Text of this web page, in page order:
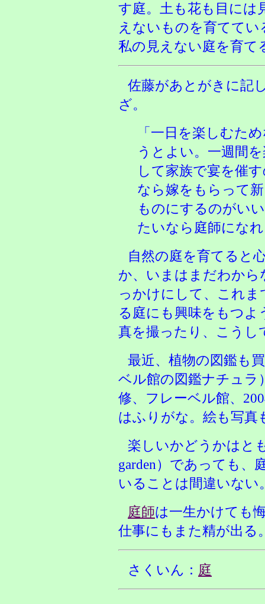
す庭。土も花も目には
えないものを育てて
私の見えない庭を育て
佐藤があとがきに記
ざ。
「一日を楽しむた
うとよい。一週間
して家族で宴を催
なら嫁をもらって
ものにするのがい
たいなら庭師にな
自然の庭を育てると
か、いまはまだわか
っかけにして、これ
る庭にも興味をもつよ
真を撮ったり、こうし
最近、植物の図鑑も
ベル館の図鑑ナチュラ
修、フレーベル館、
はふりがな。絵も写真
楽しいかどうかはと
garden）であっても、
いることは間違いない
庭師は一生かけても
仕事にもまた精が出る
さくいん： 庭